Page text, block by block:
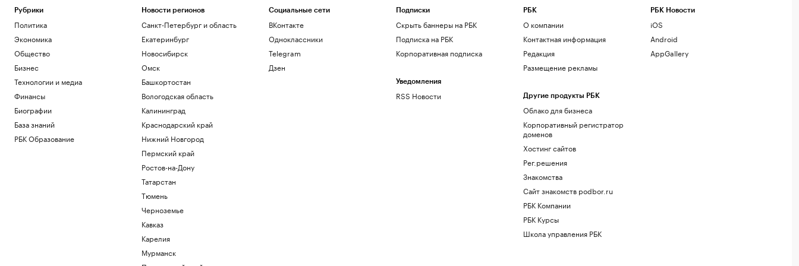
Рубрики
Политика
Экономика
Общество
Бизнес
Технологии и медиа
Финансы
Биографии
База знаний
РБК Образование
Новости регионов
Санкт-Петербург и область
Екатеринбург
Новосибирск
Омск
Башкортостан
Вологодская область
Калининград
Краснодарский край
Нижний Новгород
Пермский край
Ростов-на-Дону
Татарстан
Тюмень
Черноземье
Кавказ
Карелия
Мурманск
Социальные сети
ВКонтакте
Одноклассники
Telegram
Дзен
Подписки
Скрыть баннеры на РБК
Подписка на РБК
Корпоративная подписка
Уведомления
RSS Новости
РБК
О компании
Контактная информация
Редакция
Размещение рекламы
Другие продукты РБК
Облако для бизнеса
Корпоративный регистратор
доменов
Хостинг сайтов
Рег.решения
Знакомства
Сайт знакомств podbor.ru
РБК Компании
РБК Курсы
Школа управления РБК
РБК Новости
iOS
Android
AppGallery